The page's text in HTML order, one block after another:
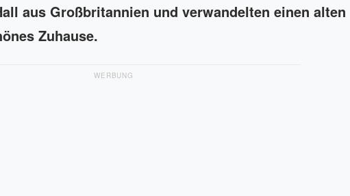
aus Großbritannien und verwandelten einen alten
Zuhause.
WERBUNG